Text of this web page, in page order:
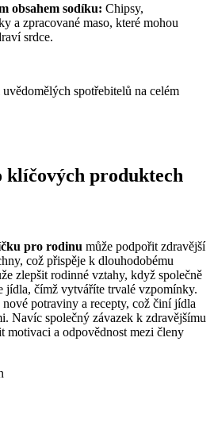
obsahem sodíku: Chipsy,
a zpracované maso, které mohou
srdce.
spotřebitelů na celém
klíčových produktech
pro rodinu může podpořit zdravější
což přispěje k dlouhodobému
zlepšit rodinné vztahy, když společně
jídla, čímž vytváříte trvalé vzpomínky.
potraviny a recepty, což činí jídla
Navíc společný závazek k zdravějšímu
motivaci a odpovědnost mezi členy